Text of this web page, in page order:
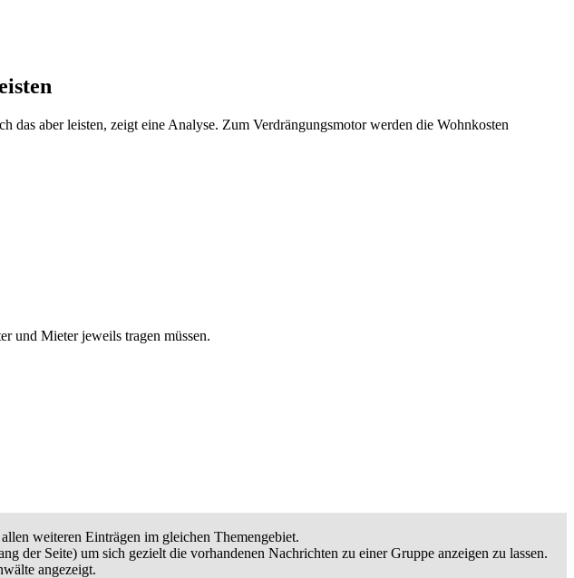
aber leisten, zeigt eine Analyse. Zum Verdrängungsmotor werden die Wohnkosten
und Mieter jeweils tragen müssen.
weiteren Einträgen im gleichen Themengebiet.
der Seite) um sich gezielt die vorhandenen Nachrichten zu einer Gruppe anzeigen zu lassen.
angezeigt.